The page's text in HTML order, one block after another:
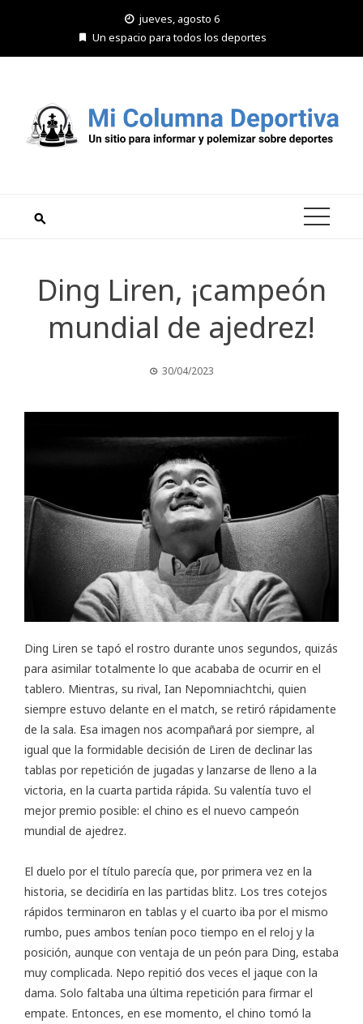
jueves, agosto 6
Un espacio para todos los deportes
Ding Liren, ¡campeón
mundial de ajedrez!
30/04/2023
Ding Liren se tapó el rostro durante unos segundos, quizás
para asimilar totalmente lo que acababa de ocurrir en el
tablero. Mientras, su rival, Ian Nepomniachtchi, quien
siempre estuvo delante en el match, se retiró rápidamente
de la sala. Esa imagen nos acompañará por siempre, al
igual que la formidable decisión de Liren de declinar las
tablas por repetición de jugadas y lanzarse de lleno a la
victoria, en la cuarta partida rápida. Su valentía tuvo el
mejor premio posible: el chino es el nuevo campeón
mundial de ajedrez.
El duelo por el título parecía que, por primera vez en la
historia, se decidiría en las partidas blitz. Los tres cotejos
rápidos terminaron en tablas y el cuarto iba por el mismo
rumbo, pues ambos tenían poco tiempo en el reloj y la
posición, aunque con ventaja de un peón para Ding, estaba
muy complicada. Nepo repitió dos veces el jaque con la
dama. Solo faltaba una última repetición para firmar el
empate. Entonces, en ese momento, el chino tomó la